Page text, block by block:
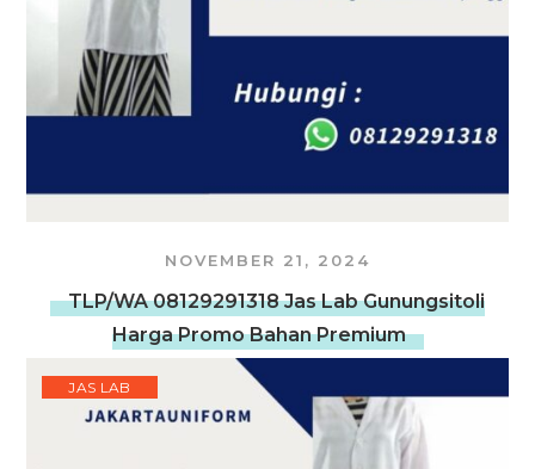
NOVEMBER 21, 2024
TLP/WA 08129291318 Jas Lab Gunungsitoli
Harga Promo Bahan Premium
JAS LAB